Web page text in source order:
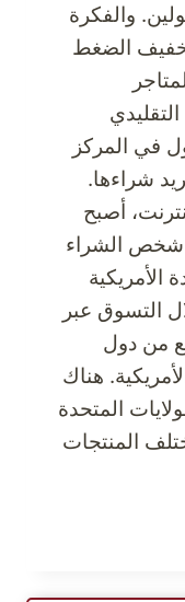
والفكرة
الضغط
في المركز
شراءها.
أصبح
شخص الشراء
الأمريكية
التسوق عبر
من دول
هناك
المتحدة
المنتجات